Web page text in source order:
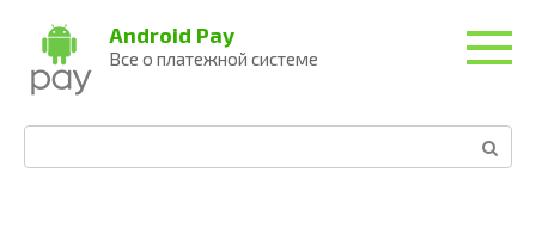
контенту
Android Pay
Все о платежной системе